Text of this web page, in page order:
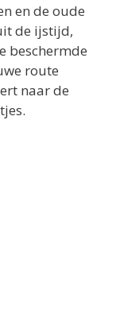
en de oude
de ijstijd,
beschermde
route
naar de